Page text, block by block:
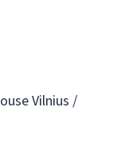
Vilnius /